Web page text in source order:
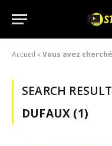
Accueil »Vous avez
SEARCH
DUFAUX (1)